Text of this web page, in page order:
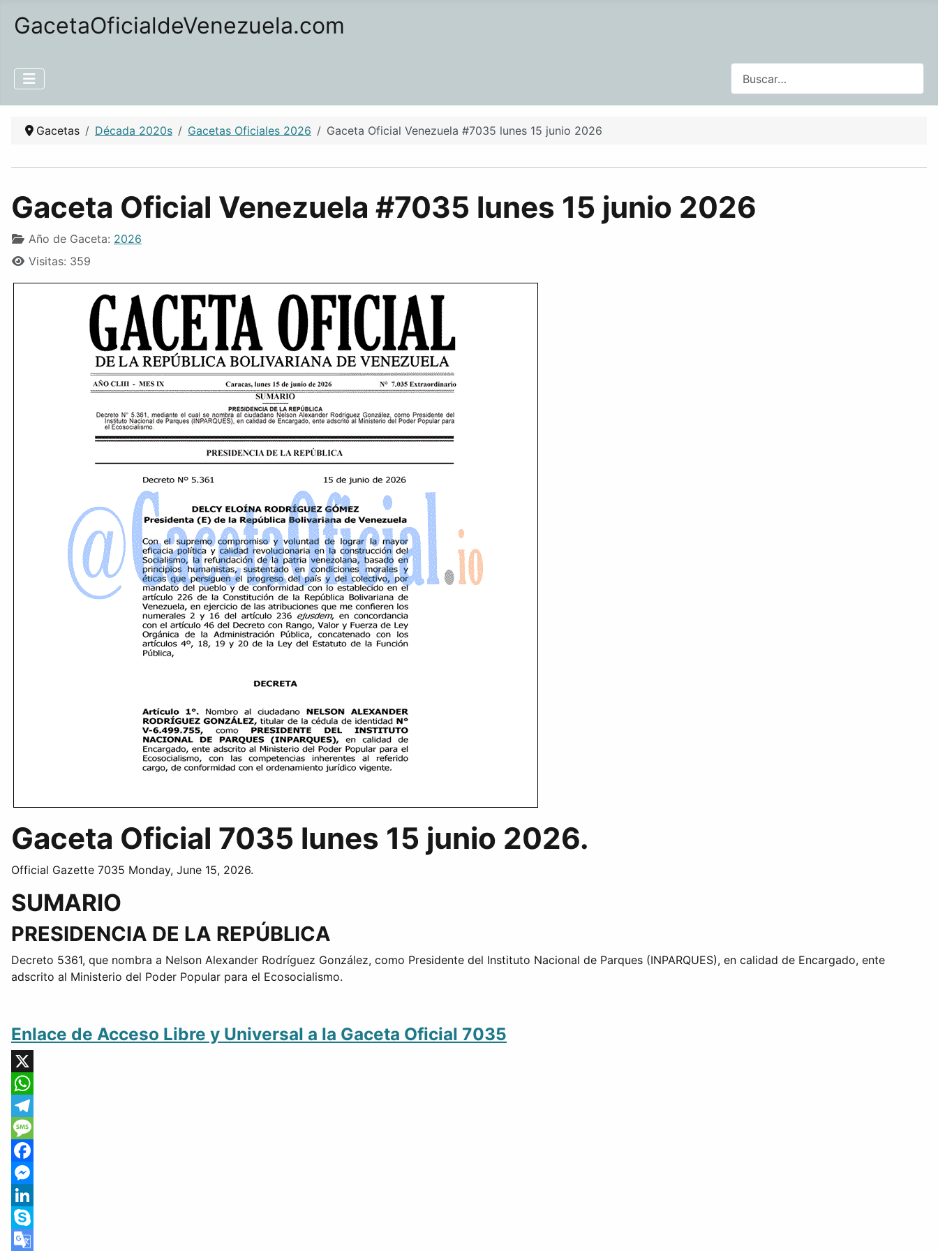
GacetaOficialdeVenezuela.com
Gacetas Década 2020s Gacetas Oficiales 2026 Gaceta Oficial Venezuela #7035 lunes 15 junio 2026
Gaceta Oficial Venezuela #7035 lunes 15 junio 2026
Año de Gaceta: 2026
Visitas: 359
Gaceta Oficial 7035 lunes 15 junio 2026.
Official Gazette 7035 Monday, June 15, 2026.
SUMARIO
PRESIDENCIA DE LA REPÚBLICA
Decreto 5361, que nombra a Nelson Alexander Rodríguez González, como Presidente del Instituto Nacional de Parques (INPARQUES), en calidad de Encargado, ente
adscrito al Ministerio del Poder Popular para el Ecosocialismo.
Enlace de Acceso Libre y Universal a la Gaceta Oficial 7035
X
WhatsApp
Telegram
Message
Facebook
Messenger
LinkedIn
Skype